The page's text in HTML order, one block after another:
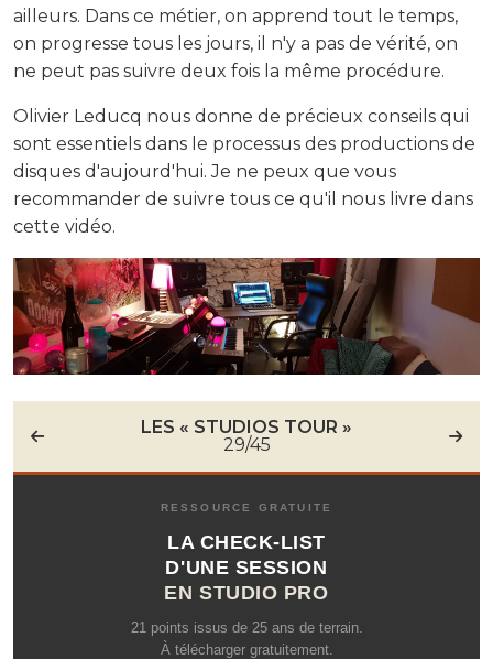
ailleurs. Dans ce métier, on apprend tout le temps,
on progresse tous les jours, il n'y a pas de vérité, on
ne peut pas suivre deux fois la même procédure.
Olivier Leducq nous donne de précieux conseils qui
sont essentiels dans le processus des productions de
disques d'aujourd'hui. Je ne peux que vous
recommander de suivre tous ce qu'il nous livre dans
cette vidéo.
LES « STUDIOS TOUR »
29/45
RESSOURCE GRATUITE
LA CHECK-LIST
D'UNE SESSION
EN STUDIO PRO
21 points issus de 25 ans de terrain.
À télécharger gratuitement.